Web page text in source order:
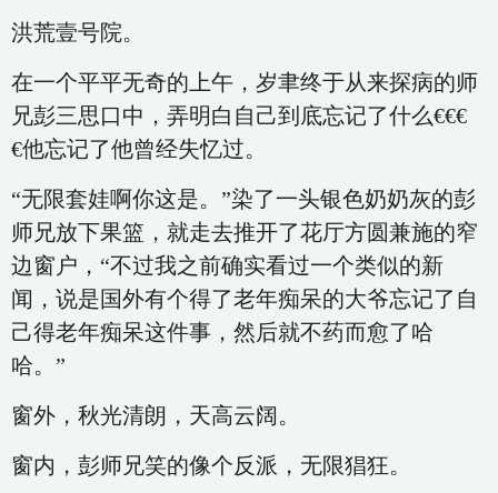
洪荒壹号院。
在一个平平无奇的上午，岁聿终于从来探病的师
兄彭三思口中，弄明白自己到底忘记了什么€€€
€他忘记了他曾经失忆过。
“无限套娃啊你这是。”染了一头银色奶奶灰的彭
师兄放下果篮，就走去推开了花厅方圆兼施的窄
边窗户，“不过我之前确实看过一个类似的新
闻，说是国外有个得了老年痴呆的大爷忘记了自
己得老年痴呆这件事，然后就不药而愈了哈
哈。”
窗外，秋光清朗，天高云阔。
窗内，彭师兄笑的像个反派，无限猖狂。